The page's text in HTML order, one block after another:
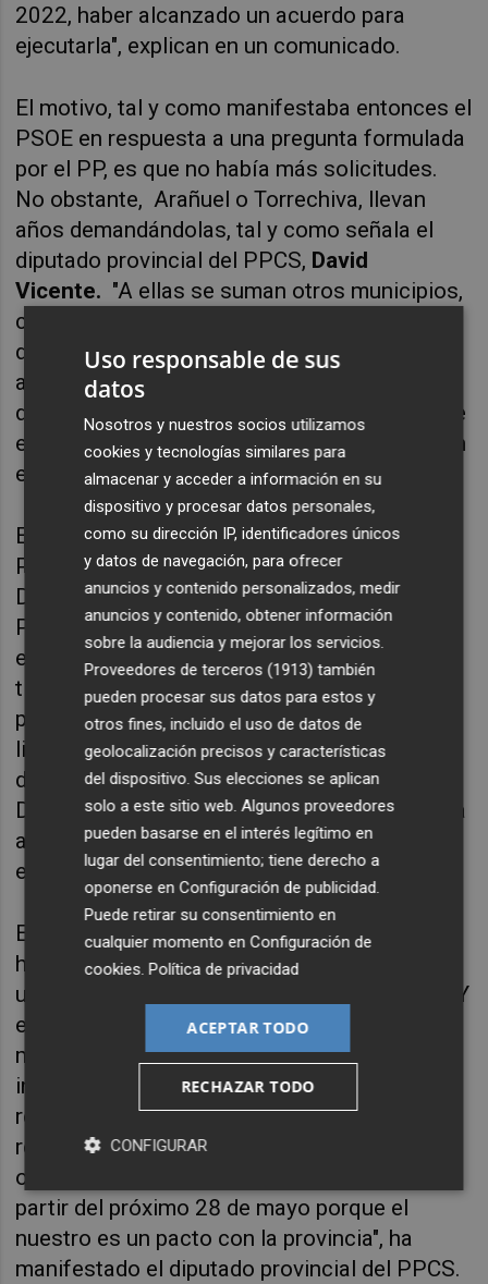
2022, haber alcanzado un acuerdo para
ejecutarla", explican en un comunicado.
El motivo, tal y como manifestaba entonces el
PSOE en respuesta a una pregunta formulada
por el PP, es que no había más solicitudes.
No obstante, Arañuel o Torrechiva, llevan
años demandándolas, tal y como señala el
diputado provincial del PPCS, David
Vicente. "A ellas se suman otros municipios,
como Castillo de Villamalefa, que también ha
demandado este servicio, o Higueras, cuya
alcaldesa también la ha demandado después
de que el pasado mes de marzo se hubiera de
evacuar a un vecino por motivos de salud con
el helicóptero medicalizado".
Esta red de plataformas que el gobierno del
Partido Popular desarrolló al frente de la
Diputación "se ha estancado en manos de
PSOE y Compromís". "Y nuestro compromiso
es reactivarla, porque entendemos que este
tipo de infraestructuras son garantía de vida
para los ciudadanos de esta provincia que
libremente han decidido establecer sus
domicilios en pueblos que son privilegiados.
Dotarles de este recurso es garantizarles una
asistencia rápida en caso de accidente o de
evacuación en caso de incendio forestal".
En el PP, ha señalado David Vicente, "lo
haremos posible a partir del 28 de mayo con
un gobierno que gobierne para la provincia". "Y
el interior es un objetivo prioritario que
merece toda nuestra atención. Trabajar por
invertir en servicios de utilidad, apoyar y
resolver sus demandas y apostar por la
repoblación que frene la despoblación son
objetivos comunes". "Su voz será la nuestra a
partir del próximo 28 de mayo porque el
nuestro es un pacto con la provincia", ha
manifestado el diputado provincial del PPCS.
Uso responsable de sus
datos
Nosotros y nuestros socios utilizamos
cookies y tecnologías similares para
almacenar y acceder a información en su
dispositivo y procesar datos personales,
como su dirección IP, identificadores únicos
y datos de navegación, para ofrecer
anuncios y contenido personalizados, medir
anuncios y contenido, obtener información
sobre la audiencia y mejorar los servicios.
Proveedores de terceros (1913) también
pueden procesar sus datos para estos y
otros fines, incluido el uso de datos de
geolocalización precisos y características
del dispositivo. Sus elecciones se aplican
solo a este sitio web. Algunos proveedores
pueden basarse en el interés legítimo en
lugar del consentimiento; tiene derecho a
oponerse enConfiguración de publicidad
Puede retirar su consentimiento en
cualquier momento enConfiguración de
cookies .Política de privacidad
ACEPTAR TODO
RECHAZAR TODO
CONFIGURAR